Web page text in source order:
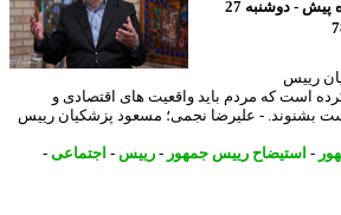
12 ماه پیش - دوشنبه 27
که مردم باید واقعیت های اقتصادی و
- علیرضا نجمی؛ مسعود پزشکیان رییس
استیضاح رییس جمهور-رییس -اجتماعی-